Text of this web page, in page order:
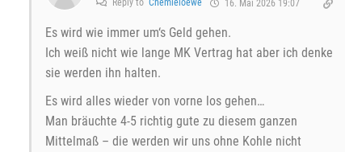
16. Mai 2026 19:07
Es wird wie immer um‘s Geld gehen.
Ich weiß nicht wie lange MK Vertrag hat aber ich denke
sie werden ihn halten.
Es wird alles wieder von vorne los gehen…
Man bräuchte 4-5 richtig gute zu diesem ganzen
Mittelmaß – die werden wir uns ohne Kohle nicht